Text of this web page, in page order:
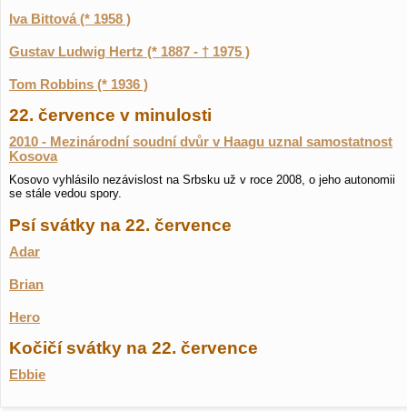
Iva Bittová (* 1958 )
Gustav Ludwig Hertz (* 1887 - † 1975 )
Tom Robbins (* 1936 )
22. července v minulosti
2010 - Mezinárodní soudní dvůr v Haagu uznal samostatnost
Kosova
Kosovo vyhlásilo nezávislost na Srbsku už v roce 2008, o jeho autonomii
se stále vedou spory.
Psí svátky na 22. července
Adar
Brian
Hero
Kočičí svátky na 22. července
Ebbie